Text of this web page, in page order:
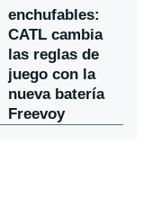
enchufables:
CATL cambia
las reglas de
juego con la
nueva batería
Freevoy